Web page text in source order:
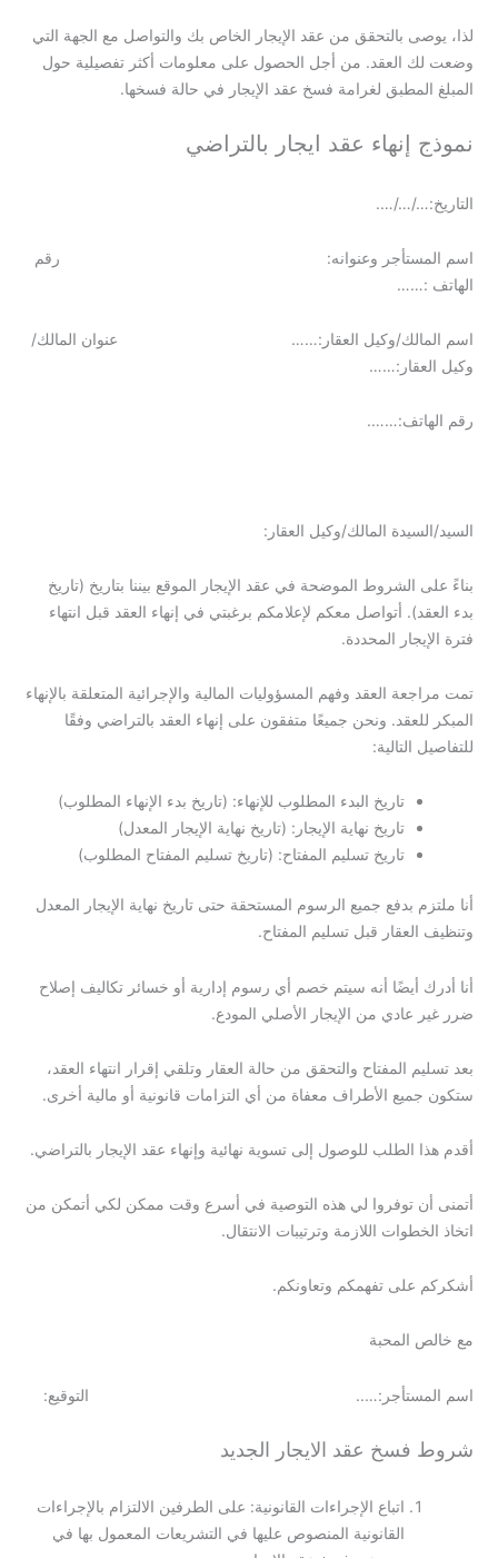
لذا، يوصى بالتحقق من عقد الإيجار الخاص بك والتواصل مع الجهة التي
وضعت لك العقد. من أجل الحصول على معلومات أكثر تفصيلية حول
المبلغ المطبق لغرامة فسخ عقد الإيجار في حالة فسخها.
نموذج إنهاء عقد ايجار بالتراضي
التاريخ:…/…/….
اسم المستأجر وعنوانه: رقم
الهاتف :……
اسم المالك/وكيل العقار:…… عنوان المالك/
وكيل العقار:……
رقم الهاتف:…….
السيد/السيدة المالك/وكيل العقار:
بناءً على الشروط الموضحة في عقد الإيجار الموقع بيننا بتاريخ (تاريخ
بدء العقد). أتواصل معكم لإعلامكم برغبتي في إنهاء العقد قبل انتهاء
فترة الإيجار المحددة.
تمت مراجعة العقد وفهم المسؤوليات المالية والإجرائية المتعلقة بالإنهاء
المبكر للعقد. ونحن جميعًا متفقون على إنهاء العقد بالتراضي وفقًا
للتفاصيل التالية:
تاريخ البدء المطلوب للإنهاء: (تاريخ بدء الإنهاء المطلوب)
تاريخ نهاية الإيجار: (تاريخ نهاية الإيجار المعدل)
تاريخ تسليم المفتاح: (تاريخ تسليم المفتاح المطلوب)
أنا ملتزم بدفع جميع الرسوم المستحقة حتى تاريخ نهاية الإيجار المعدل
وتنظيف العقار قبل تسليم المفتاح.
أنا أدرك أيضًا أنه سيتم خصم أي رسوم إدارية أو خسائر تكاليف إصلاح
ضرر غير عادي من الإيجار الأصلي المودع.
بعد تسليم المفتاح والتحقق من حالة العقار وتلقي إقرار انتهاء العقد،
ستكون جميع الأطراف معفاة من أي التزامات قانونية أو مالية أخرى.
أقدم هذا الطلب للوصول إلى تسوية نهائية وإنهاء عقد الإيجار بالتراضي.
أتمنى أن توفروا لي هذه التوصية في أسرع وقت ممكن لكي أتمكن من
اتخاذ الخطوات اللازمة وترتيبات الانتقال.
أشكركم على تفهمكم وتعاونكم.
مع خالص المحبة
اسم المستأجر:….. التوقيع:
شروط فسخ عقد الايجار الجديد
اتباع الإجراءات القانونية: على الطرفين الالتزام بالإجراءات
القانونية المنصوص عليها في التشريعات المعمول بها في